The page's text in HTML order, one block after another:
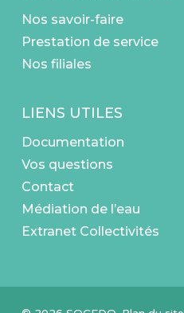
Nos savoir-faire
Prestation de service
Nos filiales
LIENS UTILES
Documentation
Vos questions
Contact
Médiation de l’eau
Extranet Collectivités